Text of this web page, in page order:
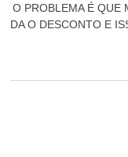
O PROBLEMA É QUE
DA O DESCONTO E